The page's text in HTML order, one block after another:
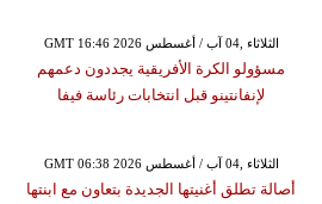
GMT 16:46 2026 الثلاثاء ,04 آب / أغسطس
مسؤولو الكرة الأفريقية يجددون دعمهم
لإنفانتينو قبل انتخابات رئاسة فيفا
GMT 06:38 2026 الثلاثاء ,04 آب / أغسطس
أصالة تطلق أغنيتها الجديدة بتعاون مع ابنتها